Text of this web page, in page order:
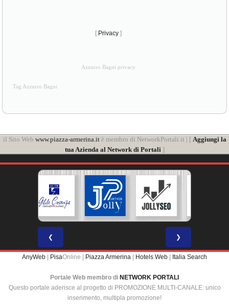
[ Privacy ]
Azzurro Bagni privacy
Tag Azzurro Bagni
il Sito Web www.piazza-armerina.itè membro di NetworkPortali.it | [ Aggiungi la
tua Azienda al Network di Portali ]
❮ ❯
AnyWeb | PisaOnline | Piazza Armerina | Hotels Web | Italia Search
Portale Web membro di NETWORK PORTALI
Questo portale aderisce al progetto di PROMOZIONE MULTI-CANALE: unico
inserimento, multipla promozione!